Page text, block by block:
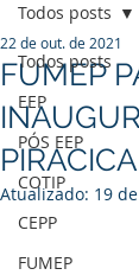
Todos posts
EEP
PÓS EEP
COTIP
CEPP
FUMEP
Todos posts
FUMEP
22 de out. de 2021
Atualizado: 19